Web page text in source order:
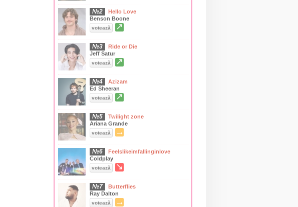
№2
Hello Love
Benson Boone
votează ↗
№3
Ride or Die
Jeff Satur
votează ↗
№4
Azizam
Ed Sheeran
votează ↗
№5
Twilight zone
Ariana Grande
votează →
№6
Feelslikeimfallinginlove
Coldplay
votează ↘
№7
Butterflies
Ray Dalton
votează →